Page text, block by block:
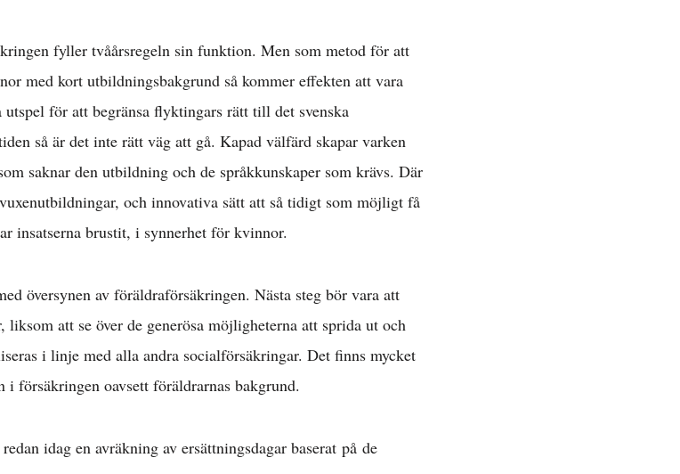
fyller tvåårsregeln sin funktion. Men som metod för att
med kort utbildningsbakgrund så kommer effekten att vara
för att begränsa flyktingars rätt till det svenska
så är det inte rätt väg att gå. Kapad välfärd skapar varken
saknar den utbildning och de språkkunskaper som krävs. Där
och innovativa sätt att så tidigt som möjligt få
insatserna brustit, i synnerhet för kvinnor.
översynen av föräldraförsäkringen. Nästa steg bör vara att
att se över de generösa möjligheterna att sprida ut och
i linje med alla andra socialförsäkringar. Det finns mycket
försäkringen oavsett föräldrarnas bakgrund.
idag en avräkning av ersättningsdagar baserat på de